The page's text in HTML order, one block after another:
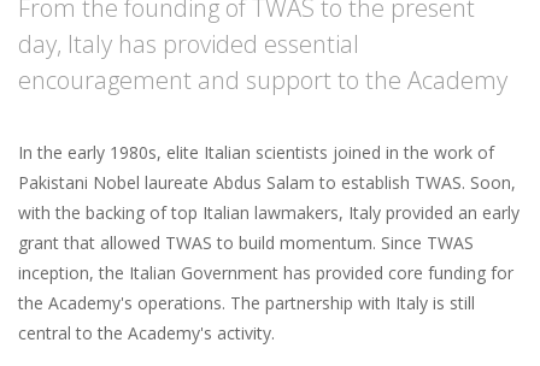
From the founding of TWAS to the present
day, Italy has provided essential
encouragement and support to the Academy
In the early 1980s, elite Italian scientists joined in the work of
Pakistani Nobel laureate Abdus Salam to establish TWAS. Soon,
with the backing of top Italian lawmakers, Italy provided an early
grant that allowed TWAS to build momentum. Since TWAS
inception, the Italian Government has provided core funding for
the Academy's operations. The partnership with Italy is still
central to the Academy's activity.